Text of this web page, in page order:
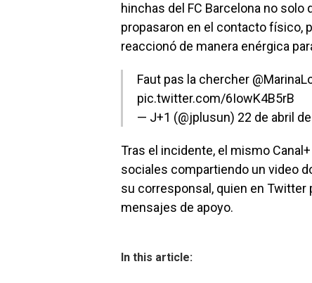
hinchas del FC Barcelona no
propasaron en el contacto físico,
reaccionó de manera enérgica
Faut pas la chercher
pic.twitter.com/6IowK4B5rB
— J+1 (@jplusun) 22 de abril
Tras el incidente, el mismo
sociales compartiendo un video
su corresponsal, quien en
mensajes de apoyo.
In this article: